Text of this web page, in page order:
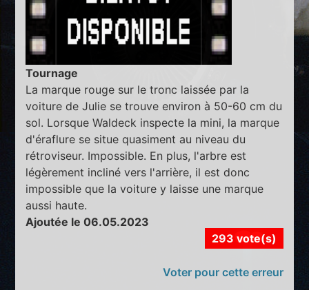
Tournage
La marque rouge sur le tronc laissée par la
voiture de Julie se trouve environ à 50-60 cm du
sol. Lorsque Waldeck inspecte la mini, la marque
d'éraflure se situe quasiment au niveau du
rétroviseur. Impossible. En plus, l'arbre est
légèrement incliné vers l'arrière, il est donc
impossible que la voiture y laisse une marque
aussi haute.
Ajoutée le 06.05.2023
293 vote(s)
Voter pour cette erreur